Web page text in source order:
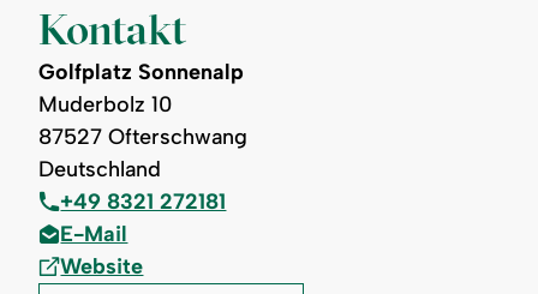
Kontakt
Golfplatz Sonnenalp
Muderbolz 10
87527 Ofterschwang
Deutschland
+49 8321 272181
E-Mail
Website